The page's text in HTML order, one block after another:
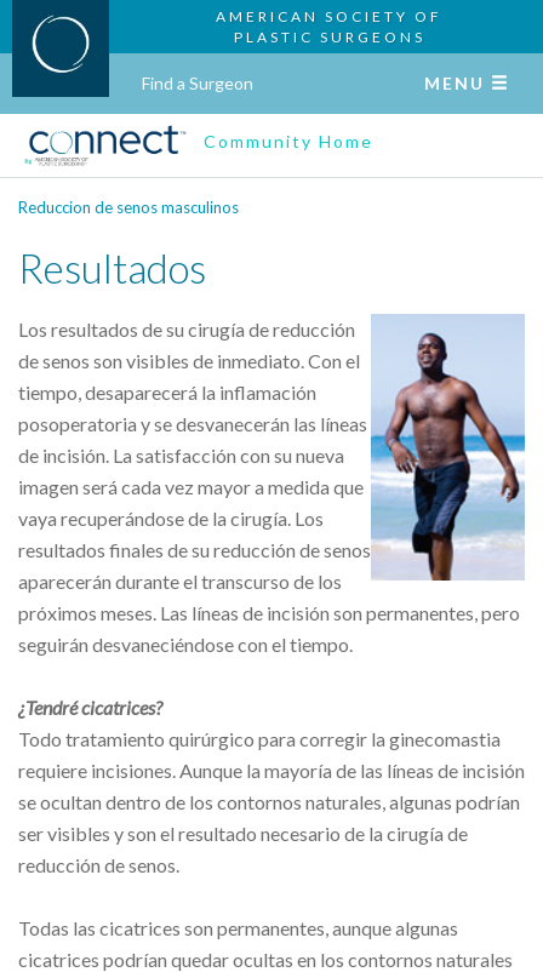
AMERICAN SOCIETY OF
PLASTIC SURGEONS
Find a Surgeon MENU
Community Home
Reduccion de senos masculinos
Resultados
Los resultados de su cirugía de reducción
de senos son visibles de inmediato. Con el
tiempo, desaparecerá la inflamación
posoperatoria y se desvanecerán las líneas
de incisión. La satisfacción con su nueva
imagen será cada vez mayor a medida que
vaya recuperándose de la cirugía. Los
resultados finales de su reducción de senos
aparecerán durante el transcurso de los
próximos meses. Las líneas de incisión son permanentes, pero
seguirán desvaneciéndose con el tiempo.
¿Tendré cicatrices?
Todo tratamiento quirúrgico para corregir la ginecomastia
requiere incisiones. Aunque la mayoría de las líneas de incisión
se ocultan dentro de los contornos naturales, algunas podrían
ser visibles y son el resultado necesario de la cirugía de
reducción de senos.
Todas las cicatrices son permanentes, aunque algunas
cicatrices podrían quedar ocultas en los contornos naturales